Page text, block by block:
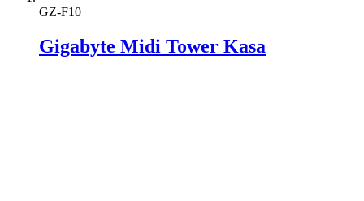
GZ-F10
Gigabyte Midi Tower Kasa